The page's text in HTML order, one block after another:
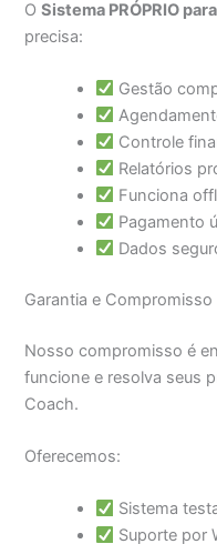
OSistema PRÓPRIO
precisa:
Gestão
Controle
Relatórios
Funciona
Pagamento
Dados
Garantia e Compromisso
Nosso compromisso é
funcione e resolva seus
Coach.
Oferecemos:
Sistema
Suporte por